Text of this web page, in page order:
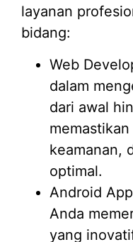
layanan
bidang:
Web
dalam
dari awal
keamanan,
optimal.
Android
Anda
yang